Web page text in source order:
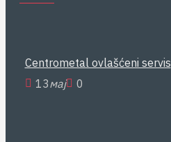
Centrometal ovlašćeni servis
13мај 0